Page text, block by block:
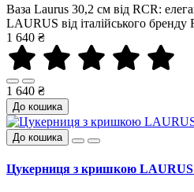
Ваза Laurus 30,2 см від RCR:
LAURUS від італійського
1 640 ₴
1 640 ₴
До кошика
До кошика
Цукерниця з кришкою LAURUS